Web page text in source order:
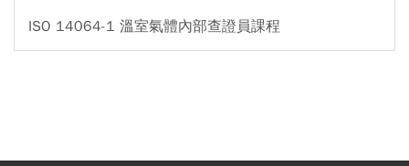
ISO 14064-1 溫室氣體內部查證員課程